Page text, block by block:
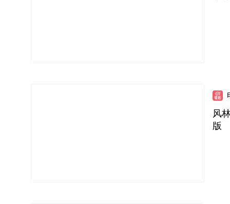
风
版